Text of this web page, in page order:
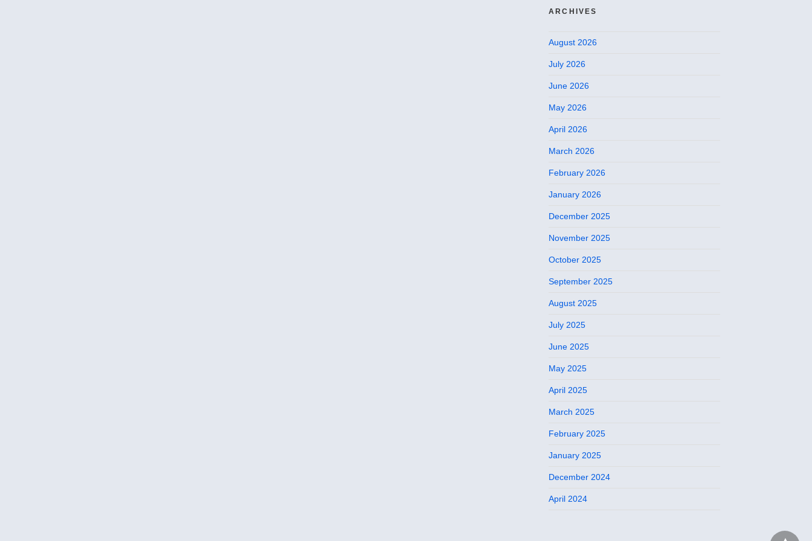
ARCHIVES
August 2026
July 2026
June 2026
May 2026
April 2026
March 2026
February 2026
January 2026
December 2025
November 2025
October 2025
September 2025
August 2025
July 2025
June 2025
May 2025
April 2025
March 2025
February 2025
January 2025
December 2024
April 2024